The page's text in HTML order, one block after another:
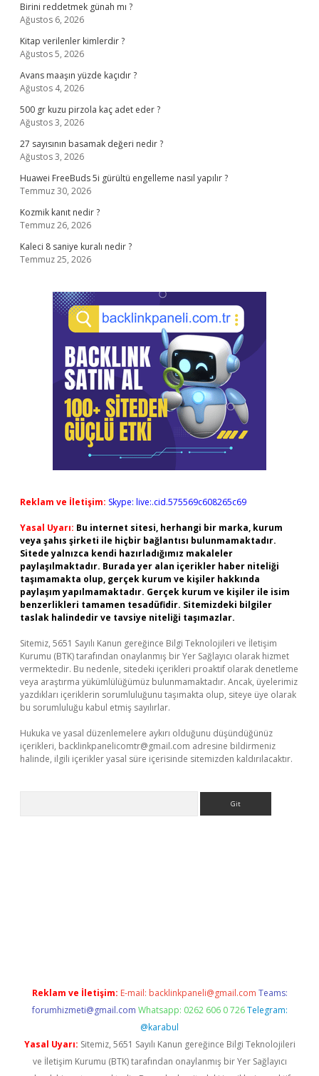
Birini reddetmek günah mı ?
Ağustos 6, 2026
Kitap verilenler kimlerdir ?
Ağustos 5, 2026
Avans maaşın yüzde kaçıdır ?
Ağustos 4, 2026
500 gr kuzu pirzola kaç adet eder ?
Ağustos 3, 2026
27 sayısının basamak değeri nedir ?
Ağustos 3, 2026
Huawei FreeBuds 5i gürültü engelleme nasıl yapılır ?
Temmuz 30, 2026
Kozmik kanıt nedir ?
Temmuz 26, 2026
Kaleci 8 saniye kuralı nedir ?
Temmuz 25, 2026
Reklam ve İletişim: Skype: live:.cid.575569c608265c69
Yasal Uyarı: Bu internet sitesi, herhangi bir marka, kurum
veya şahıs şirketi ile hiçbir bağlantısı bulunmamaktadır.
Sitede yalnızca kendi hazırladığımız makaleler
paylaşılmaktadır. Burada yer alan içerikler haber niteliği
taşımamakta olup, gerçek kurum ve kişiler hakkında
paylaşım yapılmamaktadır. Gerçek kurum ve kişiler ile isim
benzerlikleri tamamen tesadüfidir. Sitemizdeki bilgiler
taslak halindedir ve tavsiye niteliği taşımazlar.
Sitemiz, 5651 Sayılı Kanun gereğince Bilgi Teknolojileri ve İletişim
Kurumu (BTK) tarafından onaylanmış bir Yer Sağlayıcı olarak hizmet
vermektedir. Bu nedenle, sitedeki içerikleri proaktif olarak denetleme
veya araştırma yükümlülüğümüz bulunmamaktadır. Ancak, üyelerimiz
yazdıkları içeriklerin sorumluluğunu taşımakta olup, siteye üye olarak
bu sorumluluğu kabul etmiş sayılırlar.
Hukuka ve yasal düzenlemelere aykırı olduğunu düşündüğünüz
içerikleri, backlinkpanelicomtr@gmail.com adresine bildirmeniz
halinde, ilgili içerikler yasal süre içerisinde sitemizden kaldırılacaktır.
Reklam ve İletişim: E-mail: backlinkpaneli@gmail.com Teams:
forumhizmeti@gmail.com Whatsapp: 0262 606 0 726 Telegram:
@karabul
Yasal Uyarı: Sitemiz, 5651 Sayılı Kanun gereğince Bilgi Teknolojileri
ve İletişim Kurumu (BTK) tarafından onaylanmış bir Yer Sağlayıcı